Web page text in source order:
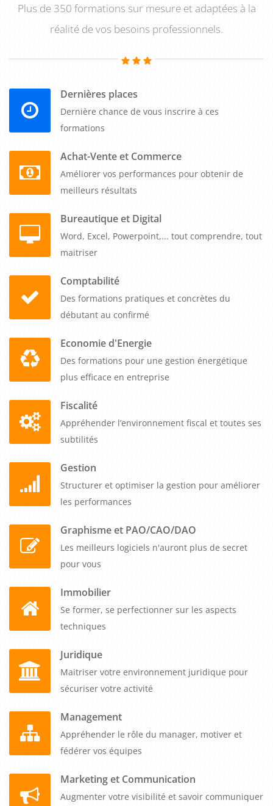
Plus de 350 formations sur mesure et adaptées à la
réalité de vos besoins professionnels.
Dernières places
Dernière chance de vous inscrire à ces
formations
Achat-Vente et Commerce
Améliorer vos performances pour obtenir de
meilleurs résultats
Bureautique et Digital
Word, Excel, Powerpoint,... tout comprendre, tout
maitriser
Comptabilité
Des formations pratiques et concrètes du
débutant au confirmé
Economie d'Energie
Des formations pour une gestion énergétique
plus efficace en entreprise
Fiscalité
Appréhender l’environnement fiscal et toutes ses
subtilités
Gestion
Structurer et optimiser la gestion pour améliorer
les performances
Graphisme et PAO/CAO/DAO
Les meilleurs logiciels n'auront plus de secret
pour vous
Immobilier
Se former, se perfectionner sur les aspects
techniques
Juridique
Maitriser votre environnement juridique pour
sécuriser votre activité
Management
Appréhender le rôle du manager, motiver et
fédérer vos équipes
Marketing et Communication
Augmenter votre visibilité et savoir communiquer